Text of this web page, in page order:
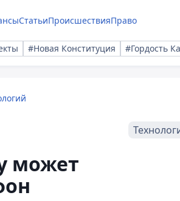
СтатьиПроисшествияПраво
#Новая Конституция #Гордость
может